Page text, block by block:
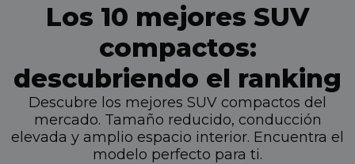
Los 10 mejores SUV
compactos:
descubriendo el ranking
Descubre los mejores SUV compactos del
mercado. Tamaño reducido, conducción
elevada y amplio espacio interior. Encuentra el
modelo perfecto para ti.